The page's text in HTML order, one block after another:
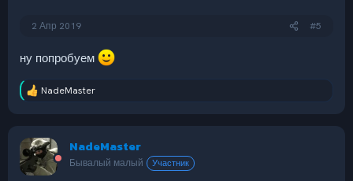
2 Апр 2019 #5
ну попробуем
Р
ц
и
и
NadeMaster
NadeMaster
Бывалый малый Участник